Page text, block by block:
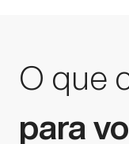
O que
para